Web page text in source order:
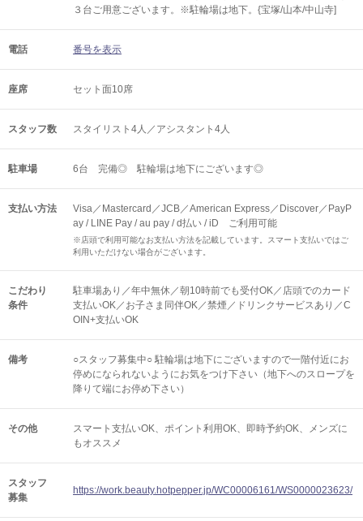
３台ご用意ございます。※駐輪場は地下。{宝塚/山本/中山寺]
電話 番号を表示
座席 セット面10席
スタッフ数 スタイリスト4人／アシスタント4人
駐車場 6台 完備◎ 駐輪場は地下にございます◎
支払い方法
Visa／Mastercard／JCB／American Express／Discover／PayP
ay / LINE Pay / au pay / d払い / iD ご利用可能
※店頭で利用可能なお支払い方法を記載しています。スマート支払いではご
利用いただけない場合がございます。
こだわり
条件
駐車場あり／年中無休／朝10時前でも受付OK／店頭でのカード
支払いOK／お子さま同伴OK／禁煙／ドリンクサービスあり／C
OIN+支払いOK
備考
○スタッフ募集中○ 駐輪場は地下にございますので一階付近にお
停めになられないようにお気をつけ下さい（地下へのスロープを
降りて端にお停め下さい）
その他 スマート支払いOK ポイント利用OK 即時予約OK
メンズに
もオススメ
スタッフ
募集
https://work.beauty.hotpepper.jp/WC00006161/WS0000023623/